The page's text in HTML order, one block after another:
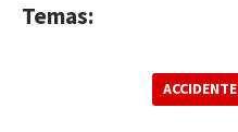
Temas:
ACCIDENTE